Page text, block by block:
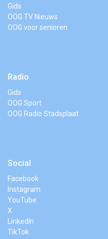
Gids
OOG TV Nieuws
OOG voor senioren
Radio
Gids
OOG Sport
OOG Radio Stadsplaat
Social
Facebook
Instagram
YouTube
X
LinkedIn
TikTok